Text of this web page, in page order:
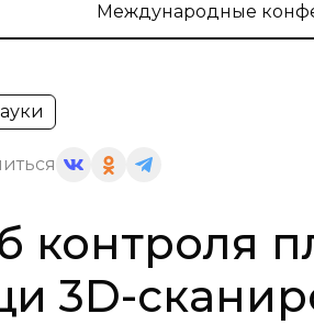
Международные
контроля
3D-